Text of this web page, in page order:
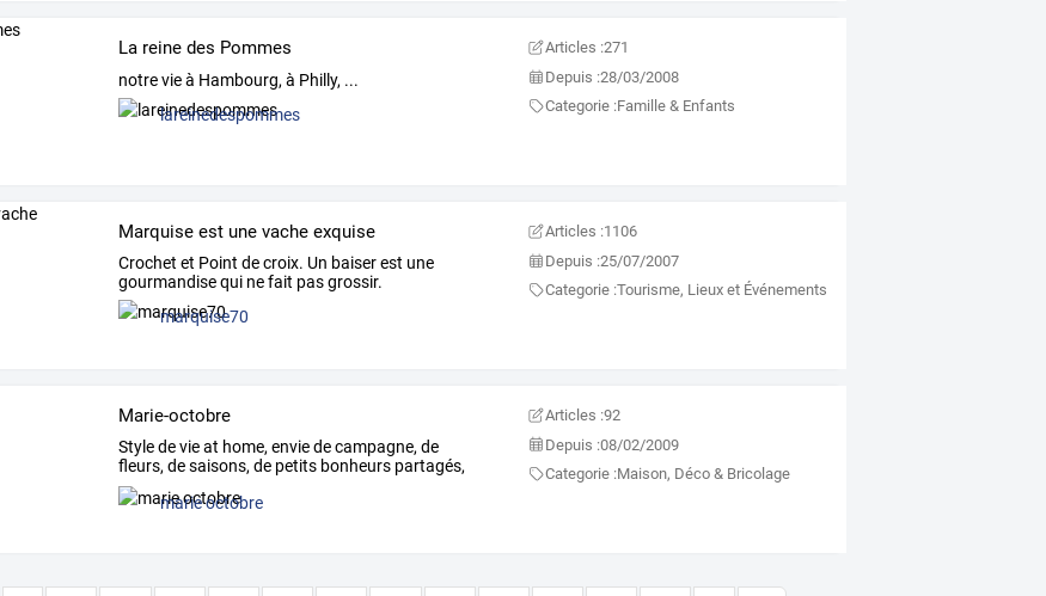
La reine des Pommes
notre vie à Hambourg, à Philly, ...
lareinedespommes
Articles :271
Depuis :28/03/2008
Categorie :Famille & Enfants
Marquise est une vache exquise
Crochet et Point de croix. Un baiser est une
gourmandise qui ne fait pas grossir.
marquise70
Articles :1106
Depuis :25/07/2007
Categorie :Tourisme, Lieux et Événements
Marie-octobre
Styledevieat home,enviedecampagne,de
fleurs,desaisons,de petits bonheurs partagés,
de
marie octobre
Articles :92
Depuis :08/02/2009
Categorie :Maison, Déco & Bricolage